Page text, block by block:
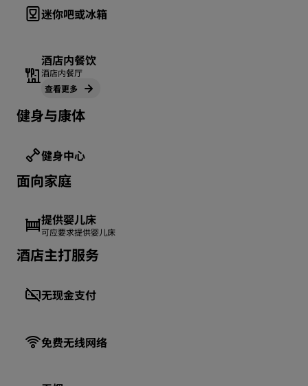
迷你吧或冰箱
酒店内餐饮
酒店内餐厅
查看更多
健身与康体
健身中心
面向家庭
提供婴儿床
可应要求提供婴儿床
酒店主打服务
无现金支付
免费无线网络